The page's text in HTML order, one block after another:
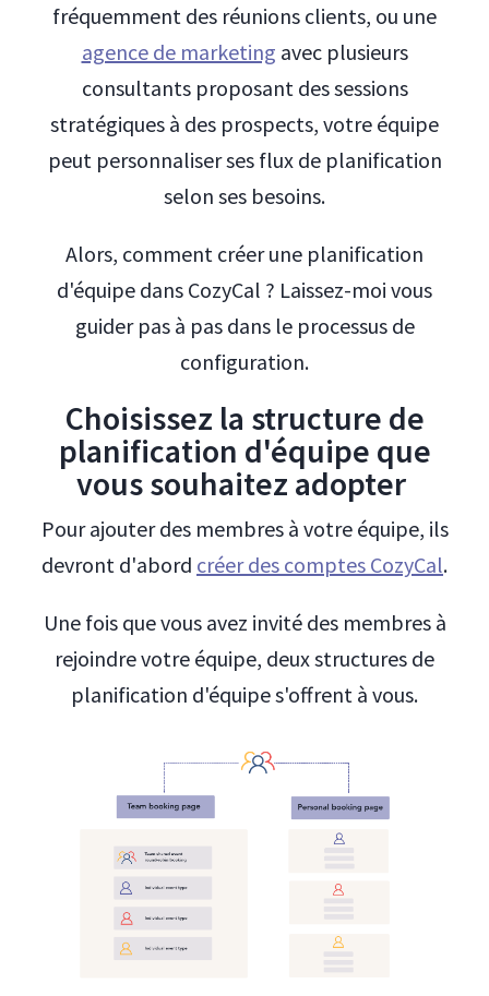
fréquemment des réunions clients, ou une
agence de marketing avec plusieurs
consultants proposant des sessions
stratégiques à des prospects, votre équipe
peut personnaliser ses flux de planification
selon ses besoins.
Alors, comment créer une planification
d'équipe dans CozyCal ? Laissez-moi vous
guider pas à pas dans le processus de
configuration.
Choisissez la structure de
planification d'équipe que
vous souhaitez adopter
Pour ajouter des membres à votre équipe, ils
devront d'abord créer des comptes CozyCal.
Une fois que vous avez invité des membres à
rejoindre votre équipe, deux structures de
planification d'équipe s'offrent à vous.